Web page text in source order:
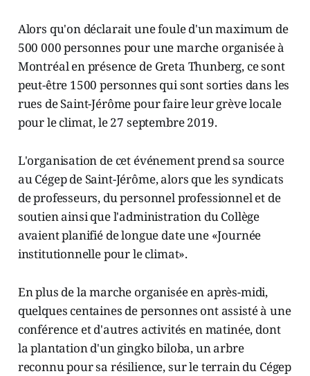
Alors qu'on déclarait une foule d'un maximum de
500 000 personnes pour une marche organisée à
Montréal en présence de Greta Thunberg, ce sont
peut-être 1500 personnes qui sont sorties dans les
rues de Saint-Jérôme pour faire leur grève locale
pour le climat, le 27 septembre 2019.
L'organisation de cet événement prend sa source
au Cégep de Saint-Jérôme, alors que les syndicats
de professeurs, du personnel professionnel et de
soutien ainsi que l'administration du Collège
avaient planifié de longue date une «Journée
institutionnelle pour le climat».
En plus de la marche organisée en après-midi,
quelques centaines de personnes ont assisté à une
conférence et d'autres activités en matinée, dont
la plantation d'un gingko biloba, un arbre
reconnu pour sa résilience, sur le terrain du Cégep